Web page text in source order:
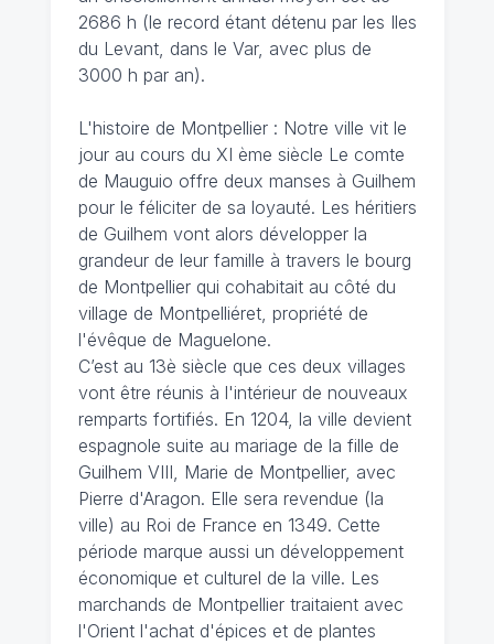
2686 h (le record étant détenu par les Iles
du Levant, dans le Var, avec plus de
3000 h par an).
L'histoire de Montpellier : Notre ville vit le
jour au cours du XI ème siècle Le comte
de Mauguio offre deux manses à Guilhem
pour le féliciter de sa loyauté. Les héritiers
de Guilhem vont alors développer la
grandeur de leur famille à travers le bourg
de Montpellier qui cohabitait au côté du
village de Montpelliéret, propriété de
l'évêque de Maguelone.
C’est au 13è siècle que ces deux villages
vont être réunis à l'intérieur de nouveaux
remparts fortifiés. En 1204, la ville devient
espagnole suite au mariage de la fille de
Guilhem VIII, Marie de Montpellier, avec
Pierre d'Aragon. Elle sera revendue (la
ville) au Roi de France en 1349. Cette
période marque aussi un développement
économique et culturel de la ville. Les
marchands de Montpellier traitaient avec
l'Orient l'achat d'épices et de plantes